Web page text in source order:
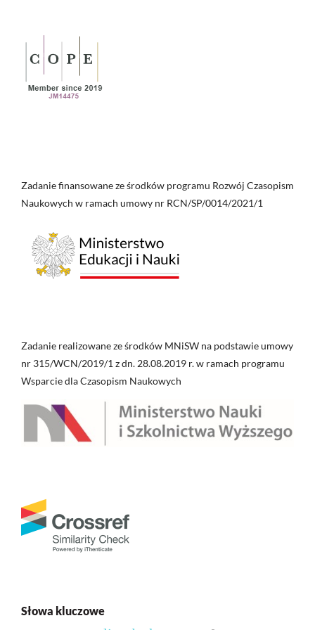
Zadanie finansowane ze środków programu Rozwój Czasopism
Naukowych w ramach umowy nr RCN/SP/0014/2021/1
Zadanie realizowane ze środków MNiSW na podstawie umowy
nr 315/WCN/2019/1 z dn. 28.08.2019 r. w ramach programu
Wsparcie dla Czasopism Naukowych
Słowa kluczowe